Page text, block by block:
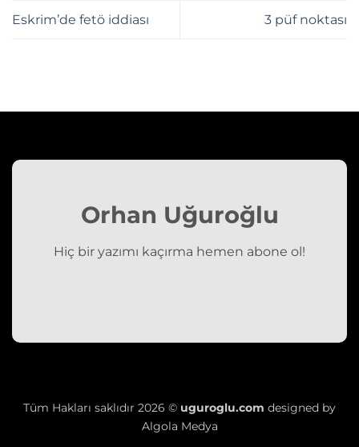
Eskrim’de fetö iddiası 3 püf noktası
Orhan Uğuroğlu
Hiç bir yazımı kaçırma hemen abone ol!
Tüm Hakları saklıdır 2026 © uguroglu.com designed by
Algola Medya